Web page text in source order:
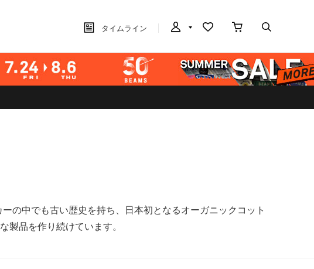
タイムライン
の中でも古い歴史を持ち、日本初となるオーガニックコット
製品を作り続けています。